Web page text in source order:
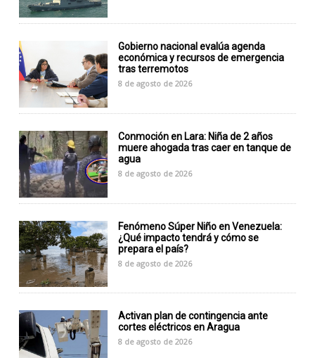
Gobierno nacional evalúa agenda
económica y recursos de emergencia
tras terremotos
8 de agosto de 2026
Conmoción en Lara: Niña de 2 años
muere ahogada tras caer en tanque de
agua
8 de agosto de 2026
Fenómeno Súper Niño en Venezuela:
¿Qué impacto tendrá y cómo se
prepara el país?
8 de agosto de 2026
Activan plan de contingencia ante
cortes eléctricos en Aragua
8 de agosto de 2026